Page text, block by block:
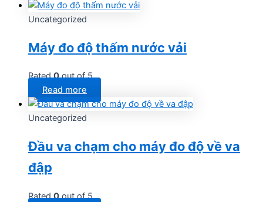
Uncategorized
Máy đo độ thấm nước vải
Rated0out of 5
Read more
Uncategorized
Đầu va chạm cho máy đo độ về va
đập
Rated0out of 5